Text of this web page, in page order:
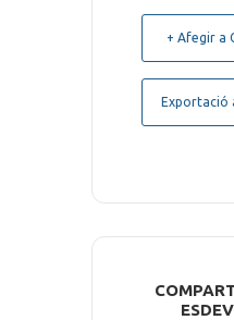
+ Afegir a
Exportació